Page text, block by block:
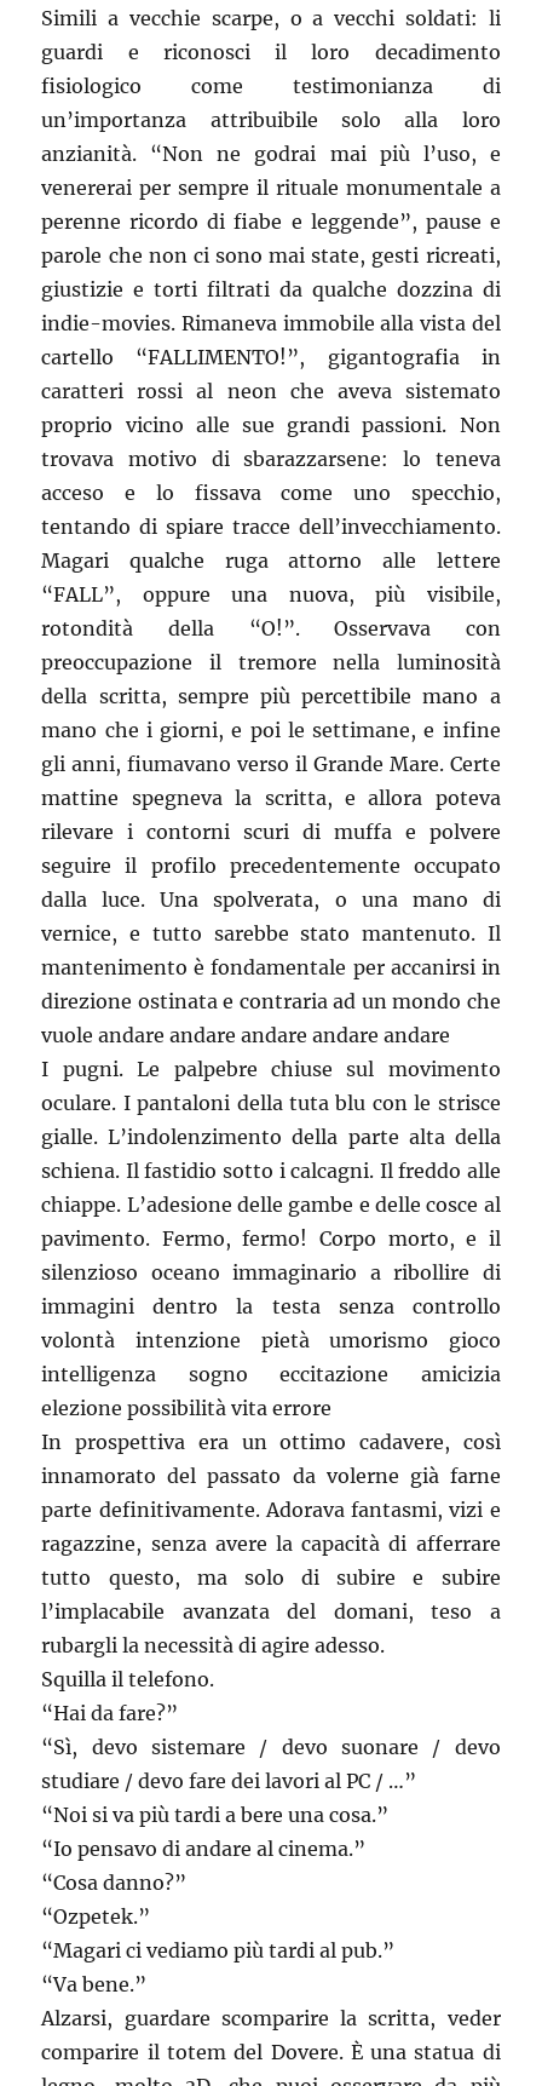
Simili a vecchie scarpe, o a vecchi soldati: li
guardi e riconosci il loro decadimento
fisiologico come testimonianza di
un’importanza attribuibile solo alla loro
anzianità. “Non ne godrai mai più l’uso, e
venererai per sempre il rituale monumentale a
perenne ricordo di fiabe e leggende”, pause e
parole che non ci sono mai state, gesti ricreati,
giustizie e torti filtrati da qualche dozzina di
indie-movies. Rimaneva immobile alla vista del
cartello “FALLIMENTO!”, gigantografia in
caratteri rossi al neon che aveva sistemato
proprio vicino alle sue grandi passioni. Non
trovava motivo di sbarazzarsene: lo teneva
acceso e lo fissava come uno specchio,
tentando di spiare tracce dell’invecchiamento.
Magari qualche ruga attorno alle lettere
“FALL”, oppure una nuova, più visibile,
rotondità della “O!”. Osservava con
preoccupazione il tremore nella luminosità
della scritta, sempre più percettibile mano a
mano che i giorni, e poi le settimane, e infine
gli anni, fiumavano verso il Grande Mare. Certe
mattine spegneva la scritta, e allora poteva
rilevare i contorni scuri di muffa e polvere
seguire il profilo precedentemente occupato
dalla luce. Una spolverata, o una mano di
vernice, e tutto sarebbe stato mantenuto. Il
mantenimento è fondamentale per accanirsi in
direzione ostinata e contraria ad un mondo che
vuole andare andare andare andare andare
I pugni. Le palpebre chiuse sul movimento
oculare. I pantaloni della tuta blu con le strisce
gialle. L’indolenzimento della parte alta della
schiena. Il fastidio sotto i calcagni. Il freddo alle
chiappe. L’adesione delle gambe e delle cosce al
pavimento. Fermo, fermo! Corpo morto, e il
silenzioso oceano immaginario a ribollire di
immagini dentro la testa senza controllo
volontà intenzione pietà umorismo gioco
intelligenza sogno eccitazione amicizia
elezione possibilità vita errore
In prospettiva era un ottimo cadavere, così
innamorato del passato da volerne già farne
parte definitivamente. Adorava fantasmi, vizi e
ragazzine, senza avere la capacità di afferrare
tutto questo, ma solo di subire e subire
l’implacabile avanzata del domani, teso a
rubargli la necessità di agire adesso.
Squilla il telefono.
“Hai da fare?”
“Sì, devo sistemare / devo suonare / devo
studiare / devo fare dei lavori al PC / …”
“Noi si va più tardi a bere una cosa.”
“Io pensavo di andare al cinema.”
“Cosa danno?”
“Ozpetek.”
“Magari ci vediamo più tardi al pub.”
“Va bene.”
Alzarsi, guardare scomparire la scritta, veder
comparire il totem del Dovere. È una statua di